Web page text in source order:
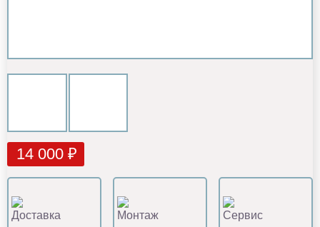
14 000 ₽